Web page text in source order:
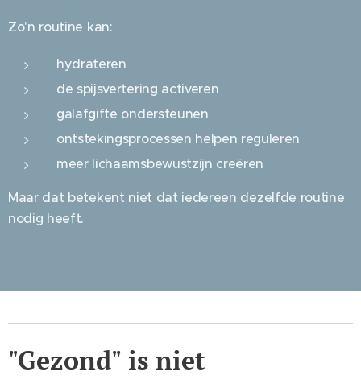
Zo'n routine kan:
hydrateren
de spijsvertering activeren
galafgifte ondersteunen
ontstekingsprocessen helpen reguleren
meer lichaamsbewustzijn creëren
Maar dat betekent niet dat iedereen dezelfde routine
nodig heeft.
"Gezond" is niet